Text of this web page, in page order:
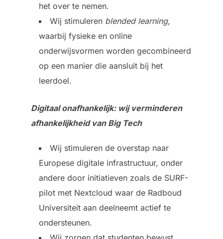
het over te nemen.
Wij stimuleren blended learning,
waarbij fysieke en online
onderwijsvormen worden gecombineerd
op een manier die aansluit bij het
leerdoel.
Digitaal onafhankelijk: wij verminderen
afhankelijkheid van Big Tech
Wij stimuleren de overstap naar
Europese digitale infrastructuur, onder
andere door initiatieven zoals de SURF-
pilot met Nextcloud waar de Radboud
Universiteit aan deelneemt actief te
ondersteunen.